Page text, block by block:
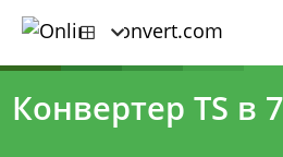
Конвертер TS в